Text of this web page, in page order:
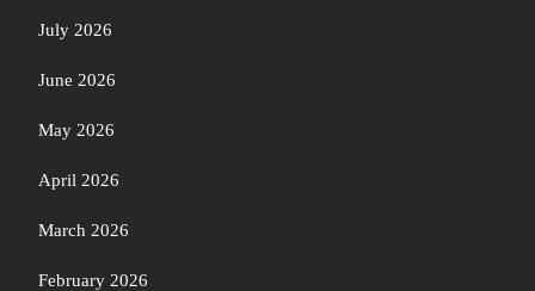
July 2026
June 2026
May 2026
April 2026
March 2026
February 2026